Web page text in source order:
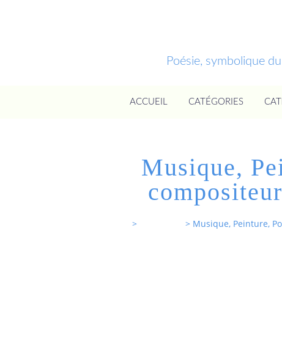
Poésie, symbolique
ACCUEIL CATÉGORIES
Musique,
> > Musique, Peinture,